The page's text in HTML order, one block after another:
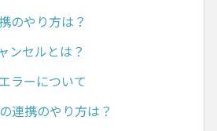
のやり方は？
ンセルとは？
ラーについて
連携のやり方は？